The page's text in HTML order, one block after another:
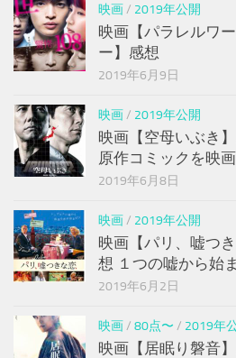
映画/ 2019年公開
映画【パラレルワ
ー】感想
2019年6月9日
映画/ 2019年公開
映画【空母いぶき
原作コミックを映
2019年6月8日
映画/ 2019年公開
映画【パリ、嘘つ
想 １つの嘘から始
2019年6月2日
映画/ 80点〜 / 2019年
映画【居眠り磐音